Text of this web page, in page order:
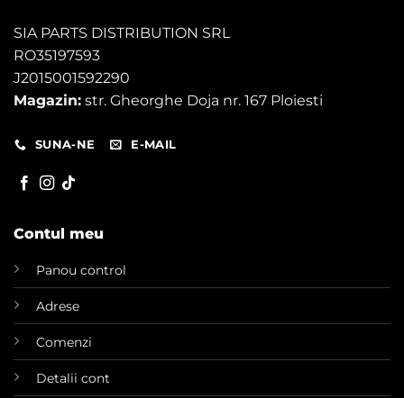
SIA PARTS DISTRIBUTION SRL
RO35197593
J2015001592290
Magazin: str. Gheorghe Doja nr. 167 Ploiesti
SUNA-NE E-MAIL
Contul meu
Panou control
Adrese
Comenzi
Detalii cont